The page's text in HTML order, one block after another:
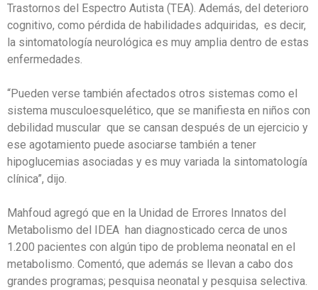
Trastornos del Espectro Autista (TEA). Además, del deterioro
cognitivo, como pérdida de habilidades adquiridas, es decir,
la sintomatología neurológica es muy amplia dentro de estas
enfermedades.
“Pueden verse también afectados otros sistemas como el
sistema musculoesquelético, que se manifiesta en niños con
debilidad muscular que se cansan después de un ejercicio y
ese agotamiento puede asociarse también a tener
hipoglucemias asociadas y es muy variada la sintomatología
clínica”, dijo.
Mahfoud agregó que en la Unidad de Errores Innatos del
Metabolismo del IDEA han diagnosticado cerca de unos
1.200 pacientes con algún tipo de problema neonatal en el
metabolismo. Comentó, que además se llevan a cabo dos
grandes programas; pesquisa neonatal y pesquisa selectiva.